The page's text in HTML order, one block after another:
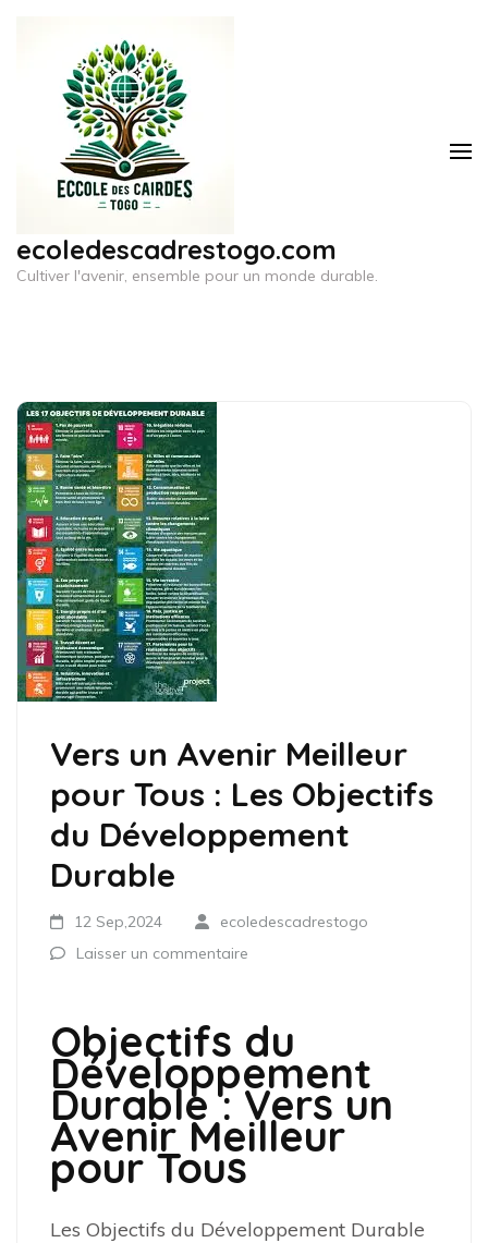
contenu
(Pressez
ecoledescadrestogo.com
Cultiver l'avenir, ensemble pour un monde durable.
Vers un Avenir Meilleur
pour Tous : Les Objectifs
du Développement
Durable
12 Sep,2024
ecoledescadrestogo
Laisser un commentaire
Objectifs du
Développement
Durable : Vers un
Avenir Meilleur
pour Tous
Les Objectifs du Développement Durable